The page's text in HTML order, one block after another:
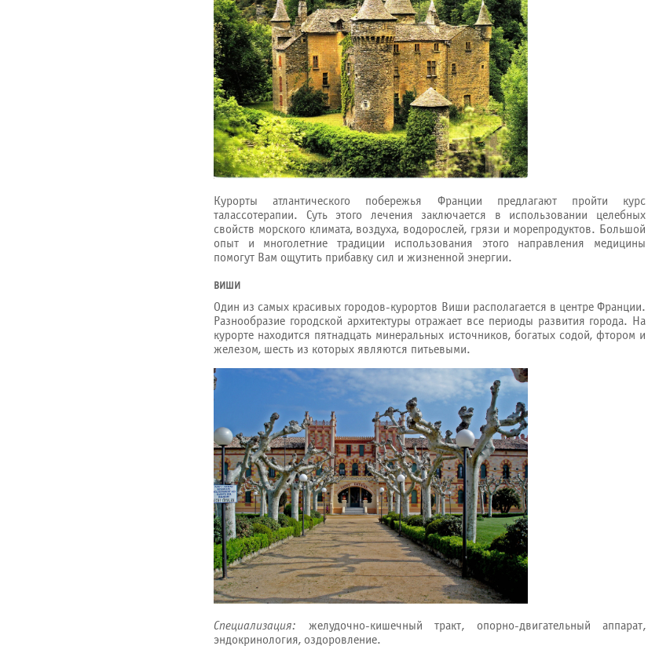
Курорты атлантического побережья Франции предлагают пройти курс
талассотерапии. Суть этого лечения заключается в использовании целебных
свойств морского климата, воздуха, водорослей, грязи и морепродуктов. Большой
опыт и многолетние традиции использования этого направления медицины
помогут Вам ощутить прибавку сил и жизненной энергии.
ВИШИ
Один из самых красивых городов-курортов Виши располагается в центре Франции.
Разнообразие городской архитектуры отражает все периоды развития города. На
курорте находится пятнадцать минеральных источников, богатых содой, фтором и
железом, шесть из которых являются питьевыми.
Специализация: желудочно-кишечный тракт, опорно-двигательный аппарат,
эндокринология, оздоровление.